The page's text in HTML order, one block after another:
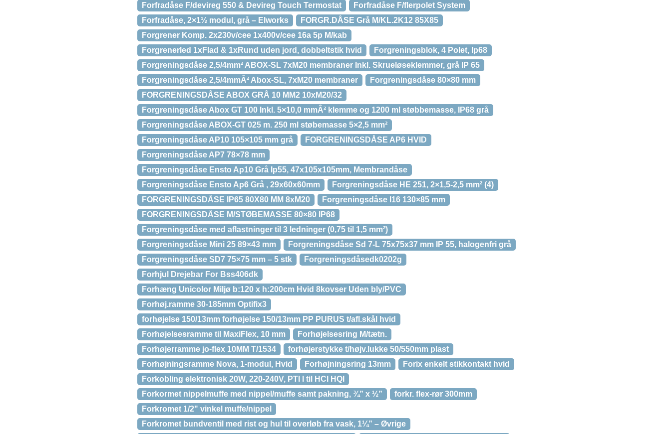
Forfradåse F/devireg 550 & Devireg Touch Termostat
Forfradåse F/flerpolet System
Forfradåse, 2×1½ modul, grå – Elworks
FORGR.DÅSE Grå M/KL.2K12 85X85
Forgrener Komp. 2x230v/cee 1x400v/cee 16a 5p M/kab
Forgrenerled 1xFlad & 1xRund uden jord, dobbeltstik hvid
Forgreningsblok, 4 Polet, Ip68
Forgreningsdåse 2,5/4mm² ABOX-SL 7xM20 membraner Inkl. Skrueløseklemmer, grå IP 65
Forgreningsdåse 2,5/4mmÂ² Abox-SL, 7xM20 membraner
Forgreningsdåse 80×80 mm
FORGRENINGSDÅSE ABOX GRÅ 10 MM2 10xM20/32
Forgreningsdåse Abox GT 100 Inkl. 5×10,0 mmÂ² klemme og 1200 ml støbbemasse, IP68 grå
Forgreningsdåse ABOX-GT 025 m. 250 ml støbemasse 5×2,5 mm²
Forgreningsdåse AP10 105×105 mm grå
FORGRENINGSDÅSE AP6 HVID
Forgreningsdåse AP7 78×78 mm
Forgreningsdåse Ensto Ap10 Grå Ip55, 47x105x105mm, Membrandåse
Forgreningsdåse Ensto Ap6 Grå , 29x60x60mm
Forgreningsdåse HE 251, 2×1,5-2,5 mm² (4)
FORGRENINGSDÅSE IP65 80X80 MM 8xM20
Forgreningsdåse l16 130×85 mm
FORGRENINGSDÅSE M/STØBEMASSE 80×80 IP68
Forgreningsdåse med aflastninger til 3 ledninger (0,75 til 1,5 mm²)
Forgreningsdåse Mini 25 89×43 mm
Forgreningsdåse Sd 7-L 75x75x37 mm IP 55, halogenfri grå
Forgreningsdåse SD7 75×75 mm – 5 stk
Forgreningsdåsedk0202g
Forhjul Drejebar For Bss406dk
Forhæng Unicolor Miljø b:120 x h:200cm Hvid 8kovser Uden bly/PVC
Forhøj.ramme 30-185mm Optifix3
forhøjelse 150/13mm forhøjelse 150/13mm PP PURUS t/afl.skål hvid
Forhøjelsesramme til MaxiFlex, 10 mm
Forhøjelsesring M/tætn.
Forhøjerramme jo-flex 10MM T/1534
forhøjerstykke t/højv.lukke 50/550mm plast
Forhøjningsramme Nova, 1-modul, Hvid
Forhøjningsring 13mm
Forix enkelt stikkontakt hvid
Forkobling elektronisk 20W, 220-240V, PTI I til HCI HQI
Forkormet nippelmuffe med nippel/muffe samt pakning, ¾” x ½”
forkr. flex-rør 300mm
Forkromet 1/2" vinkel muffe/nippel
Forkromet bundventil med rist og hul til overløb fra vask, 1¼” – Øvrige